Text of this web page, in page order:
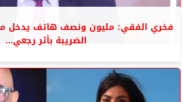
فخري الفقي: مليون ونصف هاتف يدخل
الضريبة بأثر رجعي...